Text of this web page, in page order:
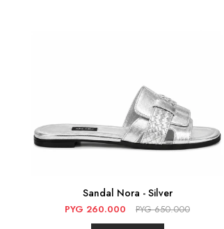
Sandal Nora - Silver
PYG 260.000 PYG 650.000